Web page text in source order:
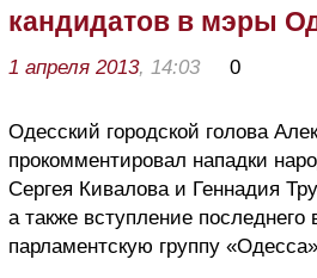
кандидатов в мэры
1 апреля 2013, 14:03 0
Одесский городской голова
прокомментировал нападки
Сергея Кивалова и Геннадия
а также вступление
парламентскую группу